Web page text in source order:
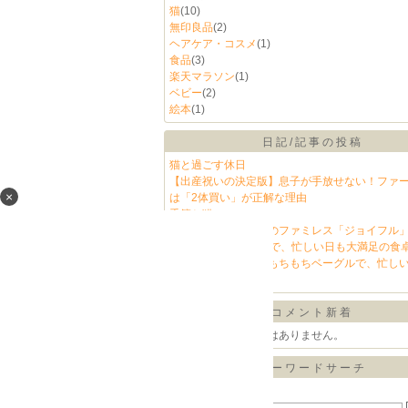
×
猫(10)
無印良品(2)
ヘアケア・コスメ(1)
食品(3)
楽天マラソン(1)
ベビー(2)
絵本(1)
日記/記事の投稿
猫と過ごす休日
【出産祝いの決定版】息子が手放せない！ファ
は「2体買い」が正解な理由
季節と猫
【夕飯の救世主】あのファミレス「ジョイフル
宅に！11品入り福袋で、忙しい日も大満足の食
朝食の救世主。国産もちもちベーグルで、忙し
コメント新着
コメントに書き込みはありません。
キーワードサーチ